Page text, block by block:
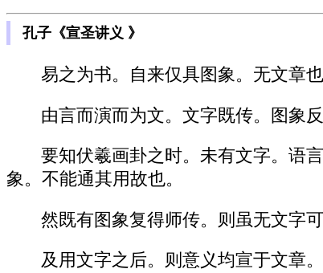
孔子《宣圣讲义 》
易之为书。自来仅具图象。无文章
由言而演而为文。文字既传。图象
要知伏羲画卦之时。未有文字。语
象。不能通其用故也。
然既有图象复得师传。则虽无文字
及用文字之后。则意义均宣于文章